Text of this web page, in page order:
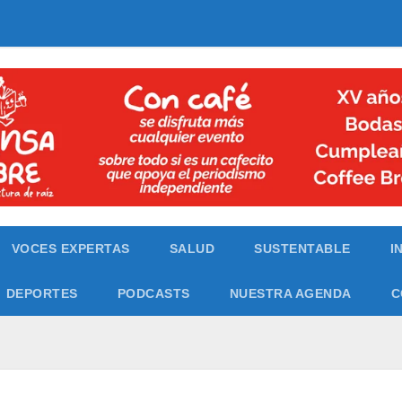
VOCES EXPERTAS SALUD SUSTENTABLE
DEPORTES PODCASTS NUESTRA AGENDA